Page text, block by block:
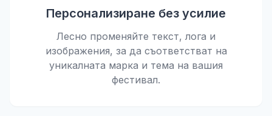
Персонализиране без усилие
Лесно променяйте текст, лога и
изображения, за да съответстват на
уникалната марка и тема на вашия
фестивал.